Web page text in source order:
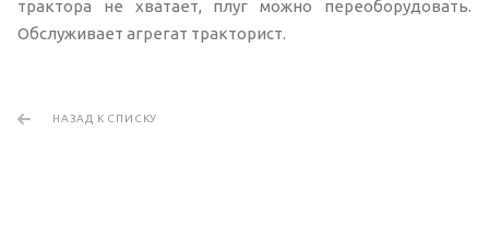
трактора не хватает, плуг можно переоборудовать.
Обслуживает агрегат тракторист.
НАЗАД К СПИСКУ